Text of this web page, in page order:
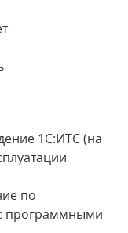
1С:ИТС (на
по
программными